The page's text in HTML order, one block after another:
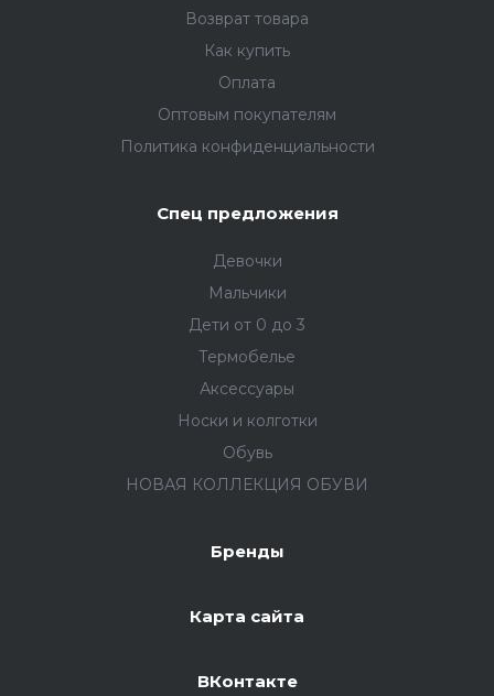
Возврат товара
Как купить
Оплата
Оптовым покупателям
Политика конфиденциальности
Спец предложения
Девочки
Мальчики
Дети от 0 до 3
Термобелье
Аксессуары
Носки и колготки
Обувь
НОВАЯ КОЛЛЕКЦИЯ ОБУВИ
Бренды
Карта сайта
ВКонтакте